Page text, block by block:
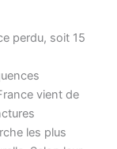
perdu, soit 15
vient de
les plus